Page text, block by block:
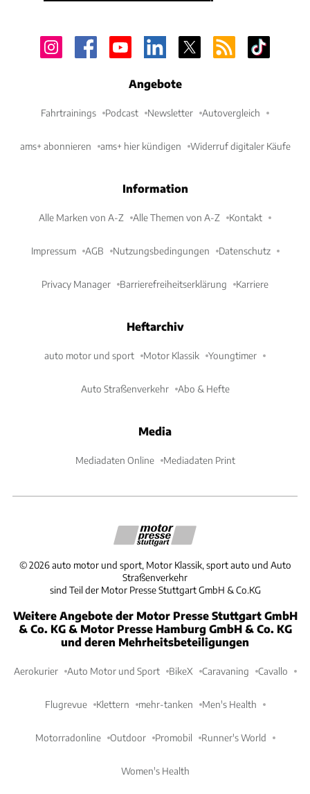
Angebote
Fahrtrainings Podcast Newsletter Autovergleich
ams+ abonnieren ams+ hier kündigen Widerruf digitaler Käufe
Information
Alle Marken von A-Z Alle Themen von A-Z Kontakt
Impressum AGB Nutzungsbedingungen Datenschutz
Privacy Manager Barrierefreiheitserklärung Karriere
Heftarchiv
auto motor und sport Motor Klassik Youngtimer
Auto Straßenverkehr Abo & Hefte
Media
Mediadaten Online Mediadaten Print
©2026 auto motor und sport, Motor Klassik, sport auto und Auto
Straßenverkehr
sind Teil der Motor Presse Stuttgart GmbH & Co.KG
Weitere Angebote der Motor Presse Stuttgart GmbH
& Co. KG & Motor Presse Hamburg GmbH & Co. KG
und deren Mehrheitsbeteiligungen
Aerokurier Auto Motor und Sport BikeX Caravaning Cavallo
Flugrevue Klettern mehr-tanken Men's Health
Motorradonline Outdoor Promobil Runner's World
Women's Health